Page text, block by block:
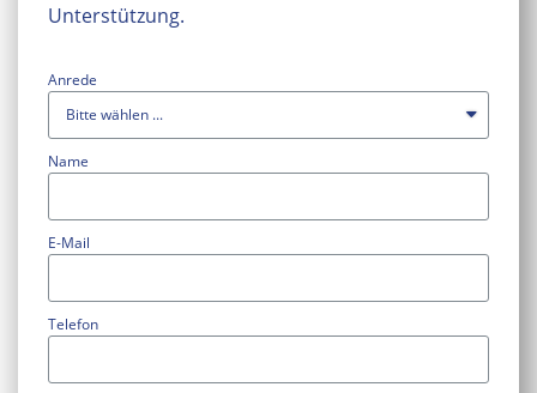
Unterstützung.
Anrede
Name
E-Mail
Telefon